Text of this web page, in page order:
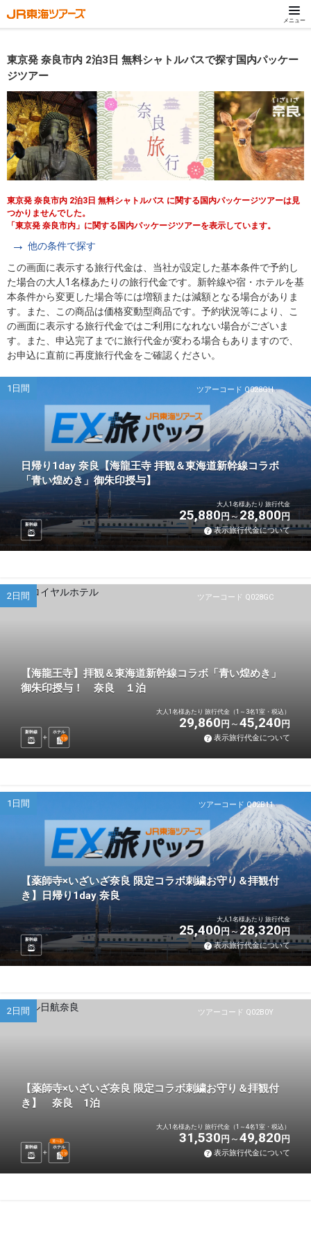
メニュー
東京発 奈良市内 2泊3日 無料シャトルバスで探す国内パッケー
ジツアー
東京発 奈良市内 2泊3日 無料シャトルバス に関する国内パッケージツアーは見
つかりませんでした。
「東京発 奈良市内」に関する国内パッケージツアーを表示しています。
他の条件で探す
この画面に表示する旅行代金は、当社が設定した基本条件で予約し
た場合の大人1名様あたりの旅行代金です。新幹線や宿・ホテルを基
本条件から変更した場合等には増額または減額となる場合がありま
す。また、この商品は価格変動型商品です。予約状況等により、こ
の画面に表示する旅行代金ではご利用になれない場合がございま
す。また、申込完了までに旅行代金が変わる場合もありますので、
お申込に直前に再度旅行代金をご確認ください。
ツアーコード Q028GH
1日間
日帰り1day 奈良【海龍王寺 拝観＆東海道新幹線コラボ
「青い煌めき」御朱印授与】
新幹線
大人1名様あたり 旅行代金
25,880円 28,800円
表示旅行代金について
ツアーコード Q028GC
2日間
【海龍王寺】拝観＆東海道新幹線コラボ「青い煌めき」
御朱印授与！ 奈良 １泊
新幹線
ホテル
1 泊
大人1名様あたり 旅行代金（1～3名1室・税込）
29,860 円 45,240 円
表示旅行代金について
ツアーコード Q02B11
1日間
【薬師寺×いざいざ奈良 限定コラボ刺繍お守り＆拝観付
き】日帰り1day 奈良
新幹線
大人1名様あたり 旅行代金
25,400円 28,320円
表示旅行代金について
ツアーコード Q02B0Y
2日間
【薬師寺×いざいざ奈良 限定コラボ刺繍お守り＆拝観付
き】 奈良 1泊
新幹線 ホテル
選べる
1 泊
大人1名様あたり 旅行代金（1～4名1室・税込）
31,530 円 49,820 円
表示旅行代金について